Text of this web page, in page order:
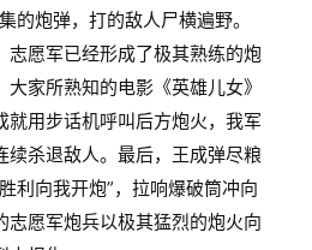
的炮弹，打的敌人尸横遍野。
志愿军已经形成了极其熟练的炮
家所熟知的电影《英雄儿女》
就用步话机呼叫后方炮火，我军
续杀退敌人。最后，王成弹尽粮
利向我开炮”，拉响爆破筒冲向
志愿军炮兵以极其猛烈的炮火向